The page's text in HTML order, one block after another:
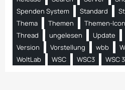
Spenden System
Standard
Thema
Themen Themen-
Thread
ungelesen Update
Version
Vorstellung wbb
WoltLab
WSC WSC3 WSC